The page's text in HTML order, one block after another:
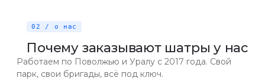
02 / о нас
Почему заказывают шатры у нас
Работаем по Поволжью и Уралу с 2017 года. Свой
парк, свои бригады, всё под ключ.